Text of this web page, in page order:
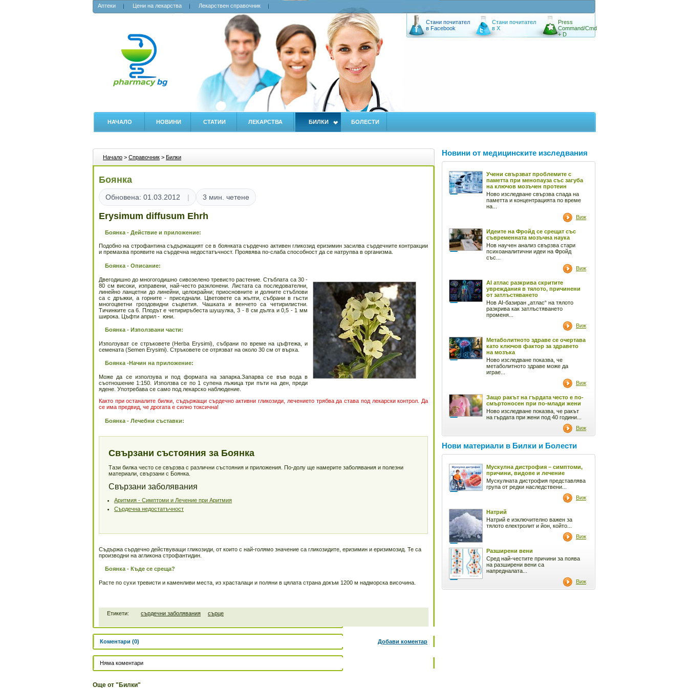
Аптеки Цени на лекарства Лекарствен справочник
Стани почитател
в Facebook
Стани почитател
в X
Press
Command/Cmd
+ D
НАЧАЛО НОВИНИ СТАТИИ ЛЕКАРСТВА БИЛКИ БОЛЕСТИ
Начало > Справочник > Билки
Боянка
Обновена: 01.03.2012 3 мин. четене
Erysimum diffusum Ehrh
Боянка - Действие и приложение:
Подобно на строфантина съдържащият се в боянката сърдечно активен гликозид еризимин засилва сърдечните контракции
и премахва проявите на сърдечна недостатъчност. Проявява по-слаба способност да се натрупва в организма.
Боянка - Описание:
Двегодишно до многогодишно сивозелено тревисто растение. Стъблата са 30 -
80 см високи, изправени, най-често разклонени. Листата са последователни,
линейно ланцетни до линейни, целокрайни; приосновните и долните стъблови
са с дръжки, а горните - приседнали. Цветовете са жълти, събрани в гъсти
многоцветни гроздовидни съцветия. Чашката и венчето са четирилистни.
Тичинките са 6. Плодът е четириръбеста шушулка, 3 - 8 см дълга и 0,5 - 1 мм
широка. Цъфти април - юни.
Боянка - Използвани части:
Използуват се стръковете (Herba Erysimi), събрани по време на цъфтежа, и
семената (Semen Erysimi). Стръковете се отрязват на около 30 см от върха.
Боянка -Начин на приложение:
Може да се използува и под формата на запарка.Запарва се във вода в
съотношение 1:150. Използва се по 1 супена лъжица три пъти на ден, преди
ядене. Употребава се само под лекарско наблюдение.
Както при останалите билки, съдържащи сърдечно активни гликозиди, лечението трябва да става под лекарски контрол. Да
се има предвид, че дрогата е силно токсична!
Боянка - Лечебни съставки:
Свързани състояния за Боянка
Тази билка често се свързва с различни състояния и приложения. По-долу ще намерите заболявания и полезни
материали, свързани с Боянка.
Свързани заболявания
Аритмия - Симптоми и Лечение при Аритмия
Сърдечна недостатъчност
Съдържа сърдечно действуващи гликозиди, от които с най-голямо значение са гликозидите, еризимин и еризимозид. Те са
производни на агликона строфантидин.
Боянка - Къде се среща?
Расте по сухи тревисти и каменливи места, из храсталаци и поляни в цялата страна докъм 1200 м надморска височина.
Етикети: сърдечни заболявания сърце
Коментари (0) Добави коментар
Няма коментари
Още от "Билки"
Новини от медицинските изследвания
Учени свързват проблемите с
паметта при менопауза със загуба
на ключов мозъчен протеин
Ново изследване свързва спада на
паметта и концентрацията по време
на...
Виж
Идеите на Фройд се срещат със
съвременната мозъчна наука
Нов научен анализ свързва стари
психоаналитични идеи на Фройд
със...
Виж
AI атлас разкрива скритите
увреждания в тялото, причинени
от затлъстяването
Нов AI-базиран „атлас“ на тялото
разкрива как затлъстяването
променя...
Виж
Метаболитното здраве се очертава
като ключов фактор за здравето
на мозъка
Ново изследване показва, че
метаболитното здраве може да
играе...
Виж
Защо ракът на гърдата често е по-
смъртоносен при по-млади жени
Ново изследване показва, че ракът
на гърдата при жени под 40 години...
Виж
Нови материали в Билки и Болести
Мускулна дистрофия – симптоми,
причини, видове и лечение
Мускулната дистрофия представлява
група от редки наследствени...
Виж
Натрий
Натрий е изключително важен за
тялото електролит и йон, който...
Виж
Разширени вени
Сред най-честите причини за поява
на разширени вени са
напредналата...
Виж